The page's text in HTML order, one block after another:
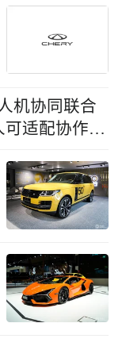
机协同联合
可适配协作伙